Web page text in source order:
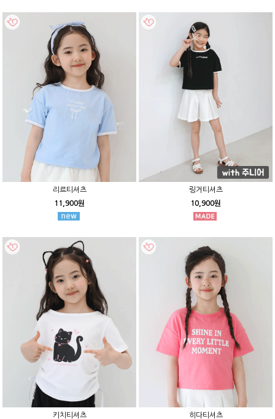
리르티셔츠
11,900원
링거티셔츠
10,900원
키치티셔츠 히다티셔츠